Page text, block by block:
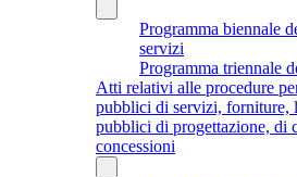
Programma biennale
servizi
Programma triennale
Atti relativi alle procedure
pubblici di servizi, forniture,
pubblici di progettazione, di
concessioni